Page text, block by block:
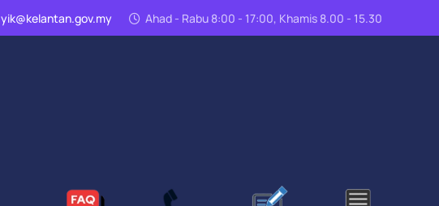
yik@kelantan.gov.my Ahad - Rabu 8:00 - 17:00, Khamis 8.00 - 15.30